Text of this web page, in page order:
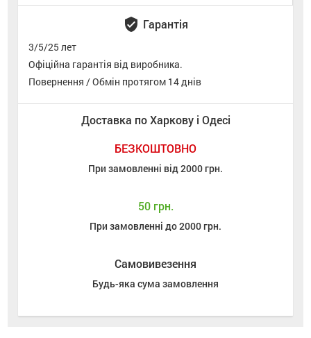
verified_user Гарантія
3/5/25 лет
Офіційна гарантія від виробника.
Повернення / Обмін протягом 14 днів
Доставка по Харкову і Одесі
БЕЗКОШТОВНО
При замовленні від 2000 грн.
50 грн.
При замовленні до 2000 грн.
Самовивезення
Будь-яка сума замовлення